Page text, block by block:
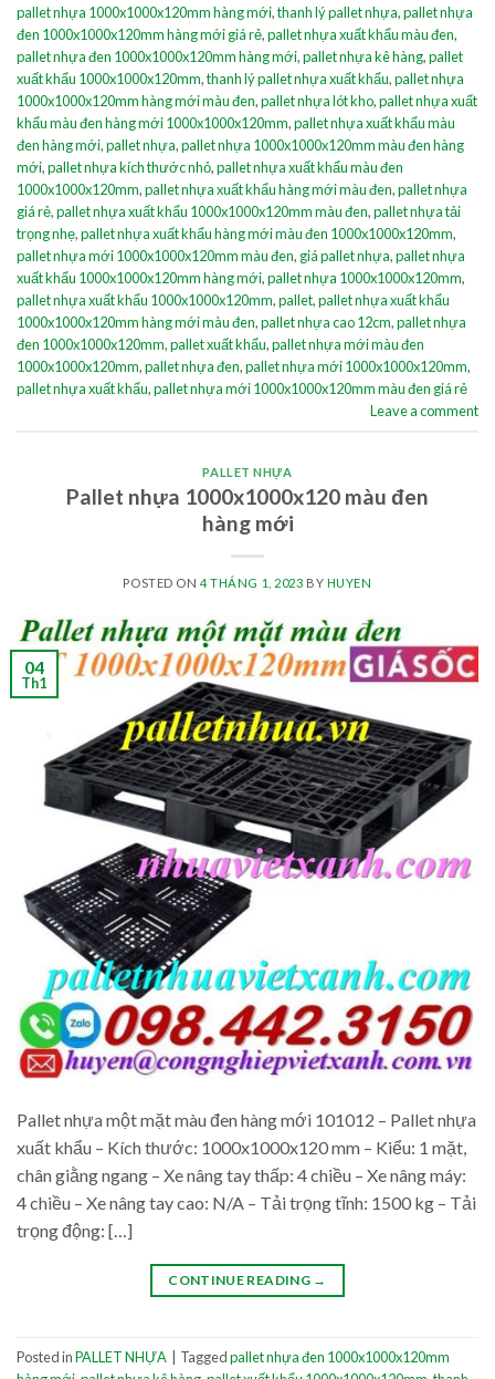
pallet nhựa 1000x1000x120mm hàng mới,thanh lý pallet nhựa,pallet nhựa
đen 1000x1000x120mm hàng mới giá rẻ,pallet nhựa xuất khẩu màu đen,
pallet nhựa đen 1000x1000x120mm hàng mới,pallet nhựa kê hàng,pallet
xuất khẩu 1000x1000x120mm,thanh lý pallet nhựa xuất khẩu,pallet nhựa
1000x1000x120mm hàng mới màu đen,pallet nhựa lót kho,pallet nhựa xuất
khẩu màu đen hàng mới 1000x1000x120mm,pallet nhựa xuất khẩu màu
đen hàng mới,pallet nhựa,pallet nhựa 1000x1000x120mm màu đen hàng
mới,pallet nhựa kích thước nhỏ,pallet nhựa xuất khẩu màu đen
1000x1000x120mm,pallet nhựa xuất khẩu hàng mới màu đen,pallet nhựa
giá rẻ,pallet nhựa xuất khẩu 1000x1000x120mm màu đen,pallet nhựa tải
trọng nhẹ,pallet nhựa xuất khẩu hàng mới màu đen 1000x1000x120mm,
pallet nhựa mới 1000x1000x120mm màu đen, giá pallet nhựa,pallet nhựa
xuất khẩu 1000x1000x120mm hàng mới,pallet nhựa 1000x1000x120mm,
pallet nhựa xuất khẩu 1000x1000x120mm,pallet,pallet nhựa xuất khẩu
1000x1000x120mm hàng mới màu đen,pallet nhựa cao 12cm,pallet nhựa
đen 1000x1000x120mm,pallet xuất khẩu,pallet nhựa mới màu đen
1000x1000x120mm,pallet nhựa đen,pallet nhựa mới 1000x1000x120mm,
pallet nhựa xuất khẩu,pallet nhựa mới 1000x1000x120mm màu đen giá rẻ
Leave a comment
PALLET NHỰA
Pallet nhựa 1000x1000x120 màu đen
hàng mới
POSTED ON4 THÁNG 1, 2023 BY HUYEN
04
Th1
Pallet nhựa một mặt màu đen hàng mới 101012 – Pallet nhựa
xuất khẩu – Kích thước: 1000x1000x120 mm – Kiểu: 1 mặt,
chân giằng ngang – Xe nâng tay thấp: 4 chiều – Xe nâng máy:
4 chiều – Xe nâng tay cao: N/A – Tải trọng tĩnh: 1500 kg – Tải
trọng động: […]
CONTINUE READING →
Posted inPALLET NHỰA Taggedpallet nhựa đen 1000x1000x120mm